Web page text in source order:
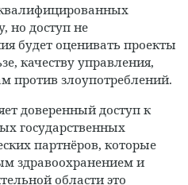
но доступ не
будет оценивать проекты
качеству управления,
против злоупотреблений.
доверенный доступ к
государственных
партнёров, которые
здравоохранением и
области это